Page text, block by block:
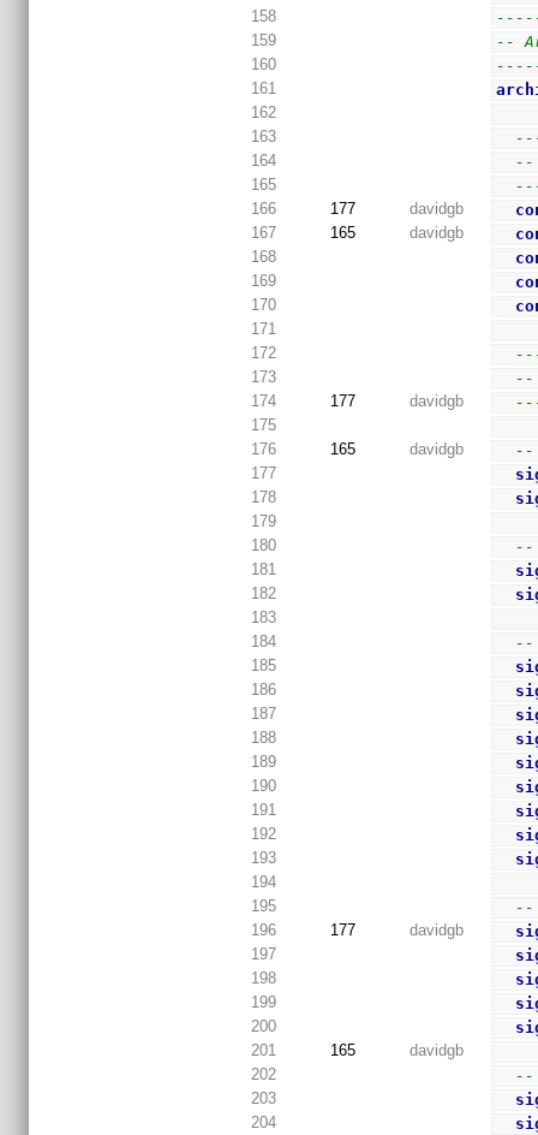
158
159
--
160
161
162
163
164
--
165
166
177 davidgb
167
165 davidgb
168
169
170
171
172
173
--
174
177 davidgb
175
176
165 davidgb
--
177
178
179
180
--
181
182
183
184
--
185
186
187
188
189
190
191
192
193
194
195
--
196
177 davidgb
197
198
199
200
201
165
davidgb
202
--
203
204